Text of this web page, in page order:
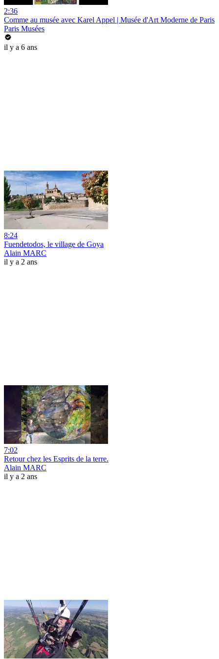
2:36
Comme au musée avec Karel Appel | Musée d'Art Moderne de Paris
Paris Musées
il y a 6 ans
8:24
Fuendetodos, le village de Goya
Alain MARC
il y a 2 ans
7:02
Retour chez les Esprits de la terre.
Alain MARC
il y a 2 ans